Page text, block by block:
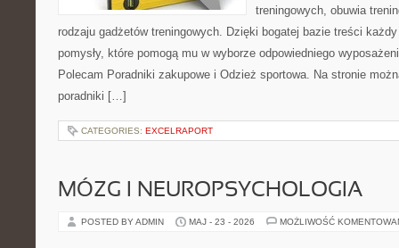
treningowych, obuwia
rodzaju gadżetów treningowych. Dzięki bogatej bazie treści
pomysły, które pomogą mu w wyborze odpowiedniego
Polecam Poradniki zakupowe i Odzież sportowa. Na stronie
poradniki […]
CATEGORIES: EXCELRAPORT
MÓZG I NEUROPSYCHOLOGIA
POSTED BY ADMIN MAJ - 23 - 2026 MOŻLIWOŚĆ